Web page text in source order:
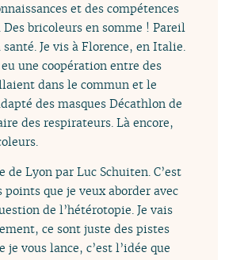
et des compétences
Des bricoleurs en somme ! Pareil
Je vis à Florence, en Italie.
une coopération entre des
dans le commun et le
des masques Décathlon de
des respirateurs. Là encore,
de Lyon par Luc Schuiten. C’est
points que je veux aborder avec
de l’hétérotopie. Je vais
ce sont juste des pistes
je vous lance, c’est l’idée que